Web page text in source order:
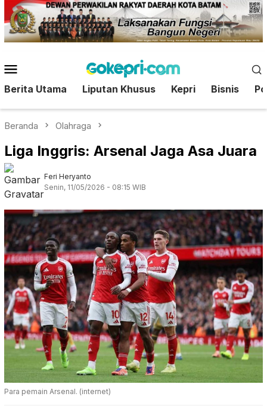
Loncat
ke
konten
Mobile
Berita Utama Liputan Khusus Kepri Bisnis
Beranda Olahraga
Liga Inggris: Arsenal Jaga Asa Juara
Feri Heryanto
Senin, 11/05/2026 - 08:15 WIB
Para pemain Arsenal. (internet)